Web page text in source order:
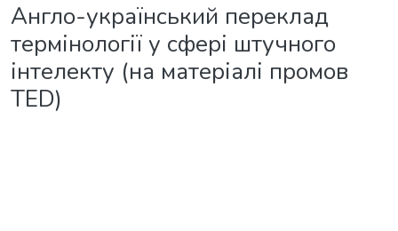
Англо-український переклад
термінології у сфері штучного
інтелекту (на матеріалі промов
TED)